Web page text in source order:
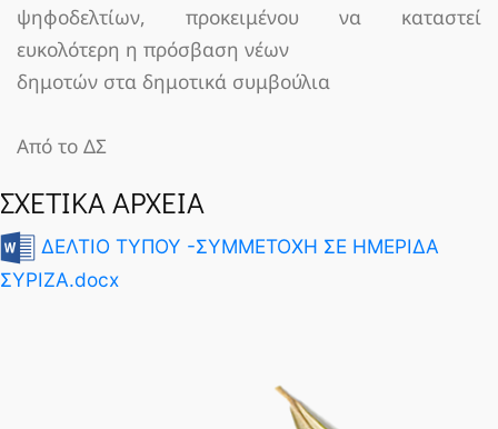
ψηφοδελτίων, προκειμένου να καταστεί
ευκολότερη η πρόσβαση νέων
δημοτών στα δημοτικά συμβούλια
Από το ΔΣ
ΣΧΕΤΙΚΑ ΑΡΧΕΙΑ
ΔΕΛΤΙΟ ΤΥΠΟΥ -ΣΥΜΜΕΤΟΧΗ ΣΕ ΗΜΕΡΙΔΑ
ΣΥΡΙΖΑ.docx